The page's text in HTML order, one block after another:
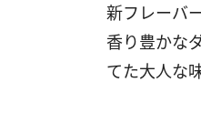
新フレーバ
香り豊かな
てた大人な